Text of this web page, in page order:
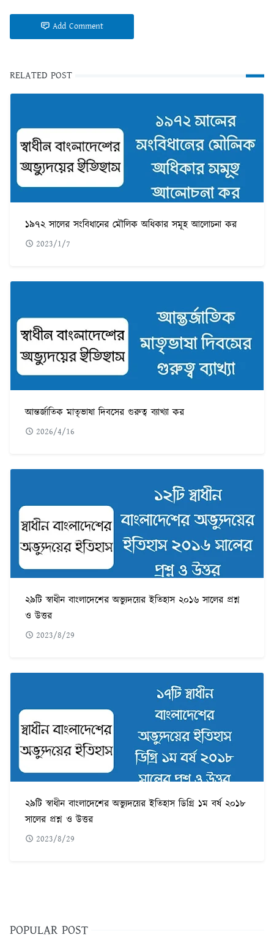
Add Comment
RELATED POST
১৯৭২ সালের সংবিধানের মৌলিক অধিকার সমূহ আলোচনা কর
2023/1/7
আন্তর্জাতিক মাতৃভাষা দিবসের গুরুত্ব ব্যাখ্যা কর
2026/4/16
২৯টি স্বাধীন বাংলাদেশের অভ্যুদয়ের ইতিহাস ২০১৬ সালের প্রশ্ন
ও উত্তর
2023/8/29
২৯টি স্বাধীন বাংলাদেশের অভ্যুদয়ের ইতিহাস ডিগ্রি ১ম বর্ষ ২০১৮
সালের প্রশ্ন ও উত্তর
2023/8/29
POPULAR POST